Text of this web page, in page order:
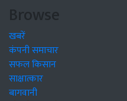
Browse
खबरें
कंपनी समाचार
सफल किसान
साक्षात्कार
बागवानी